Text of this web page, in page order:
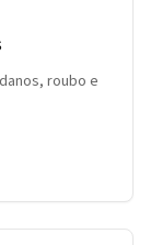
roubo e